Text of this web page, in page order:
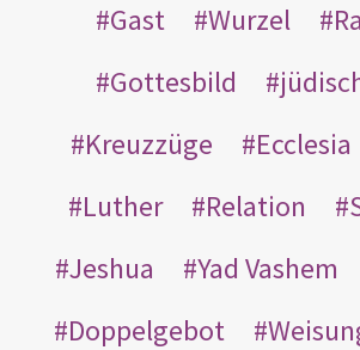
Gast
Wurzel
Gottesbild
Kreuzzüge
Ecclesia
Luther
Relation
Jeshua
Yad Vashem
Doppelgebot